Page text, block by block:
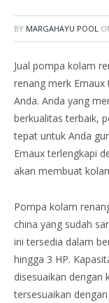
BY MARGAHAYU POOL
Jual pompa kolam
renang merk
Anda. Anda yang
berkualitas terbaik,
tepat untuk Anda
Emaux terlengkapi
akan membuat
Pompa kolam
china yang sudah
ini tersedia dalam
hingga 3 HP.
disesuaikan dengan
tersesuaikan